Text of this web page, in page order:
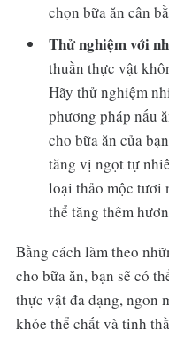
chọn bữa ăn cân
Thử nghiệm với
thuần thực vật
Hãy thử nghiệm
phương pháp nấu
cho bữa ăn của
tăng vị ngọt tự
loại thảo mộc tươi
thể tăng thêm
Bằng cách làm theo
cho bữa ăn, bạn sẽ có
thực vật đa dạng, ngon
khỏe thể chất và tinh